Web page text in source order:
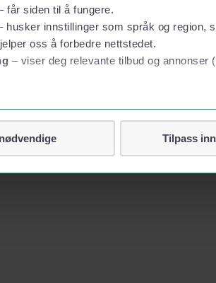
får siden til å fungere.
husker innstillinger som språk og region,
oss å forbedre nettstedet.
– viser deg relevante tilbud og annonser
Tilpass